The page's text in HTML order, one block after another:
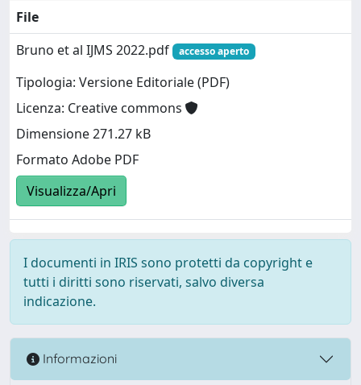
File
Bruno et al IJMS 2022.pdf
accesso aperto
Tipologia: Versione Editoriale (PDF)
Licenza: Creative commons
Dimensione 271.27 kB
Formato Adobe PDF
Visualizza/Apri
I documenti in IRIS sono protetti da copyright e
tutti i diritti sono riservati, salvo diversa
indicazione.
Informazioni